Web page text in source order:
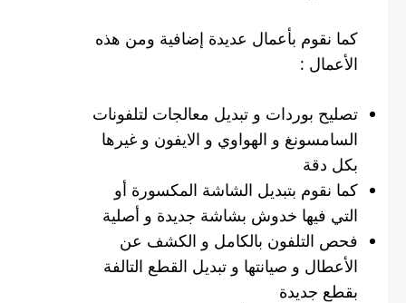
كما نقوم بأعمال عديدة إضافية ومن هذه
الأعمال :
تصليح بوردات و تبديل معالجات لتلفونات
السامسونغ و الهواوي و الايفون و غيرها
بكل دقة
كما نقوم بتبديل الشاشة المكسورة أو
التي فيها خدوش بشاشة جديدة و أصلية
فحص التلفون بالكامل و الكشف عن
الأعطال و صيانتها و تبديل القطع التالفة
بقطع جديدة